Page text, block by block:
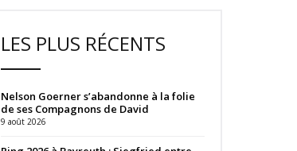
LES PLUS RÉCENTS
Nelson Goerner s’abandonne à la folie
de ses Compagnons de David
9 août 2026